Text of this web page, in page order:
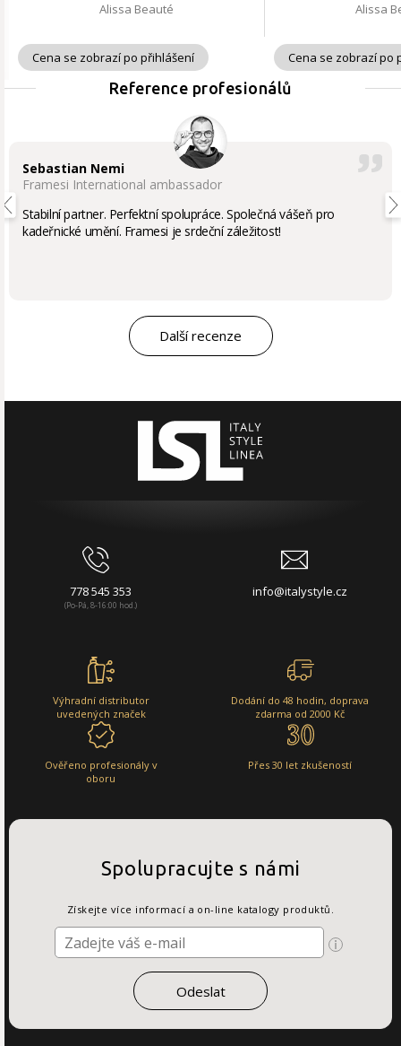
Alissa Beauté
Cena se zobrazí po přihlášení
Alissa
Cena se zobrazí po
Reference profesionálů
Sebastian Nemi
Framesi International ambassador
Stabilní partner. Perfektní spolupráce. Společná vášeň pro
kadeřnické umění. Framesi je srdeční záležitost!
Další recenze
778 545 353
(Po-Pá, 8-16:00 hod.)
info@italystyle.cz
Výhradní distributor
uvedených značek
Dodání do 48 hodin, doprava
zdarma od 2000 Kč
Ověřeno profesionály v
oboru
Přes 30 let zkušeností
Spolupracujte s námi
Získejte více informací a on-line katalogy produktů.